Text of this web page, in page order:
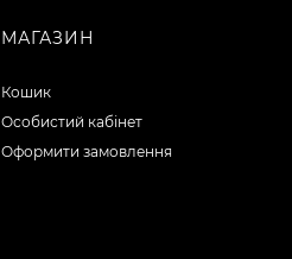
МАГАЗИН
Кошик
Особистий кабінет
Оформити замовлення